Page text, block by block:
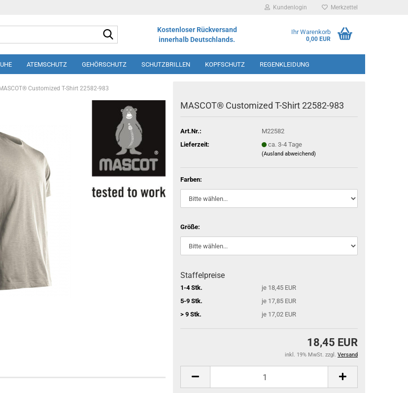
Kundenlogin Merkzettel
Kostenloser Rückversand
innerhalb Deutschlands.
Ihr Warenkorb
0,00 EUR
ATEMSCHUTZ GEHÖRSCHUTZ SCHUTZBRILLEN KOPFSCHUTZ REGENKLEIDUNG
SCHÜRZEN DRUCK UND STICK
MASCOT® Customized T-Shirt 22582-983
MASCOT® Customized T-Shirt 22582-983
Art.Nr.:
M22582
Lieferzeit:
ca. 3-4 Tage
(Ausland abweichend)
Farben:
Größe:
Staffelpreise
1-4 Stk.
je 18,45 EUR
5-9 Stk.
je 17,85 EUR
> 9 Stk.
je 17,02 EUR
18,45 EUR
inkl. 19% MwSt. zzgl. Versand